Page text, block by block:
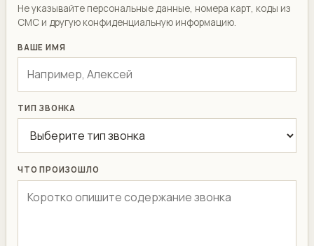
Не указывайте персональные данные, номера карт, коды из
СМС и другую конфиденциальную информацию.
ВАШЕ ИМЯ
ТИП ЗВОНКА
ЧТО ПРОИЗОШЛО